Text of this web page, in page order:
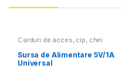
Carduri de acces, cip, chei
Sursa de Alimentare 5V/1A
Universal